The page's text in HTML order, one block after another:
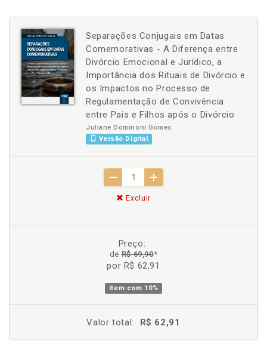
Separações Conjugais em Datas
Comemorativas - A Diferença entre
Divórcio Emocional e Jurídico, a
Importância dos Rituais de Divórcio e
os Impactos no Processo de
Regulamentação de Convivência
entre Pais e Filhos após o Divórcio
Juliane Dominoni Gomes
Versão Digital
Excluir
Preço:
deR$ 69,90*
por R$ 62,91
item com 10%
Valor total: R$ 62,91